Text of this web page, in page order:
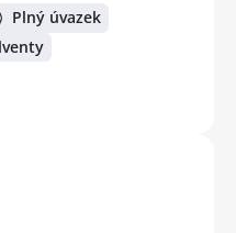
Plný úvazek